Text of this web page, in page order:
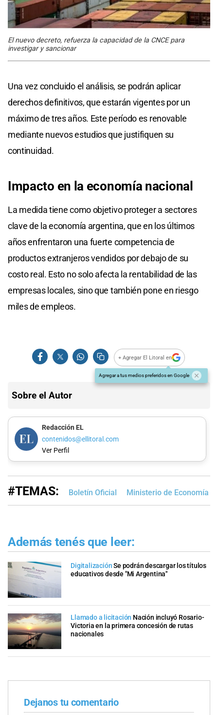
El nuevo decreto, refuerza la capacidad de la CNCE para
investigar y sancionar
Una vez concluido el análisis, se podrán aplicar
derechos definitivos, que estarán vigentes por un
máximo de tres años. Este período es renovable
mediante nuevos estudios que justifiquen su
continuidad.
Impacto en la economía nacional
La medida tiene como objetivo proteger a sectores
clave de la economía argentina, que en los últimos
años enfrentaron una fuerte competencia de
productos extranjeros vendidos por debajo de su
costo real. Esto no solo afecta la rentabilidad de las
empresas locales, sino que también pone en riesgo
miles de empleos.
+ Agregar El Litoral en
Agregar a tus medios preferidos en Google
Sobre el Autor
Redacción EL
contenidos@ellitoral.com
Ver Perfil
#TEMAS: Boletín Oficial Ministerio de Economía
Además tenés que leer:
DigitalizaciónSe podrán descargar los títulos
educativos desde "Mi Argentina"
Llamado a licitación Nación incluyó Rosario-
Victoria en la primera concesión de rutas
nacionales
Dejanos tu comentario